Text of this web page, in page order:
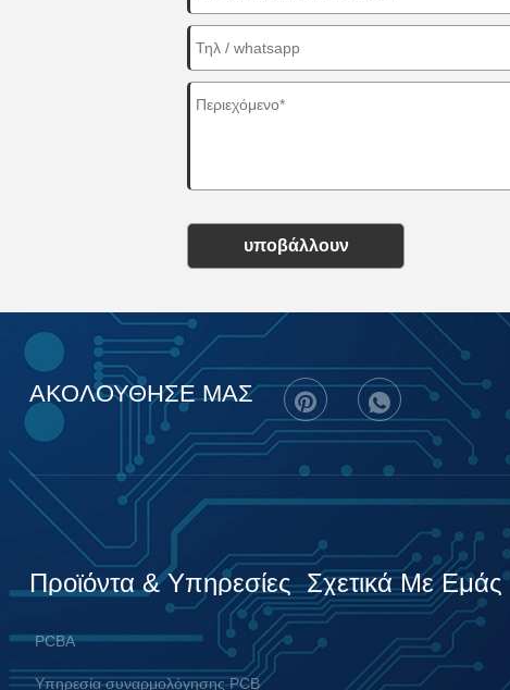
υποβάλλουν
ΑΚΟΛΟΥΘΗΣΕ ΜΑΣ
Προϊόντα & Υπηρεσίες
PCBA
Υπηρεσία συναρμολόγησης PCB
Σχετικά Με Εμάς